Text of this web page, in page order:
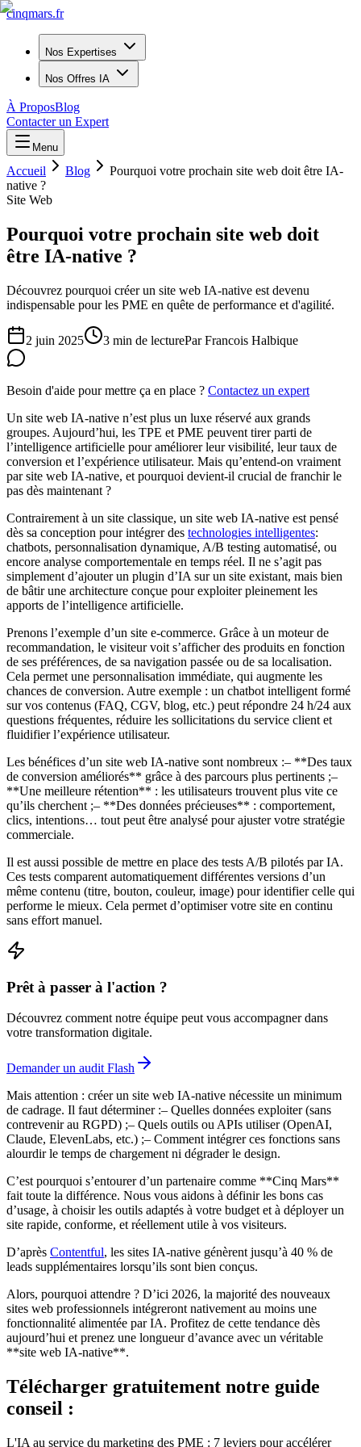
cinqmars.fr
Nos Expertises
Nos Offres IA
À ProposBlog
Contacter un Expert
Menu
Accueil Blog
Pourquoi votre prochain site web doit être IA-
native ?
Site Web
Pourquoi votre prochain site web doit
être IA-native ?
Découvrez pourquoi créer un site web IA-native est devenu
indispensable pour les PME en quête de performance et d'agilité.
2 juin 2025 3 min de lectureParFrancois Halbique
Besoin d'aide pour mettre ça en place ? Contactez un expert
Un site web IA-native n’est plus un luxe réservé aux grands
groupes. Aujourd’hui, les TPE et PME peuvent tirer parti de
l’intelligence artificielle pour améliorer leur visibilité, leur taux de
conversion et l’expérience utilisateur. Mais qu’entend-on vraiment
par site web IA-native, et pourquoi devient-il crucial de franchir le
pas dès maintenant ?
Contrairement à un site classique, un site web IA-native est pensé
dès sa conception pour intégrer des technologies intelligentes:
chatbots, personnalisation dynamique, A/B testing automatisé, ou
encore analyse comportementale en temps réel. Il ne s’agit pas
simplement d’ajouter un plugin d’IA sur un site existant, mais bien
de bâtir une architecture conçue pour exploiter pleinement les
apports de l’intelligence artificielle.
Prenons l’exemple d’un site e-commerce. Grâce à un moteur de
recommandation, le visiteur voit s’afficher des produits en fonction
de ses préférences, de sa navigation passée ou de sa localisation.
Cela permet une personnalisation immédiate, qui augmente les
chances de conversion. Autre exemple : un chatbot intelligent formé
sur vos contenus (FAQ, CGV, blog, etc.) peut répondre 24 h/24 aux
questions fréquentes, réduire les sollicitations du service client et
fluidifier l’expérience utilisateur.
Les bénéfices d’un site web IA-native sont nombreux :– **Des taux
de conversion améliorés** grâce à des parcours plus pertinents ;–
**Une meilleure rétention** : les utilisateurs trouvent plus vite ce
qu’ils cherchent ;– **Des données précieuses** : comportement,
clics, intentions… tout peut être analysé pour ajuster votre stratégie
commerciale.
Il est aussi possible de mettre en place des tests A/B pilotés par IA.
Ces tests comparent automatiquement différentes versions d’un
même contenu (titre, bouton, couleur, image) pour identifier celle qui
performe le mieux. Cela permet d’optimiser votre site en continu
sans effort manuel.
Prêt à passer à l'action ?
Découvrez comment notre équipe peut vous accompagner dans
votre transformation digitale.
Demander un audit Flash
Mais attention : créer un site web IA-native nécessite un minimum
de cadrage. Il faut déterminer :– Quelles données exploiter (sans
contrevenir au RGPD) ;– Quels outils ou APIs utiliser (OpenAI,
Claude, ElevenLabs, etc.) ;– Comment intégrer ces fonctions sans
alourdir le temps de chargement ni dégrader le design.
C’est pourquoi s’entourer d’un partenaire comme **Cinq Mars**
fait toute la différence. Nous vous aidons à définir les bons cas
d’usage, à choisir les outils adaptés à votre budget et à déployer un
site rapide, conforme, et réellement utile à vos visiteurs.
D’après Contentful, les sites IA-native génèrent jusqu’à 40 % de
leads supplémentaires lorsqu’ils sont bien conçus.
Alors, pourquoi attendre ? D’ici 2026, la majorité des nouveaux
sites web professionnels intégreront nativement au moins une
fonctionnalité alimentée par IA. Profitez de cette tendance dès
aujourd’hui et prenez une longueur d’avance avec un véritable
**site web IA-native**.
Télécharger gratuitement notre guide
conseil :
L'IA au service du marketing des PME : 7 leviers pour accélérer